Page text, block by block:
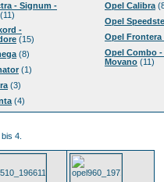
- Signum -
(11)
-
(15)
(8)
(1)
(3)
(4)
Opel Calibra
Opel
Opel Frontera
Opel Combo -
Movano (11)
4.